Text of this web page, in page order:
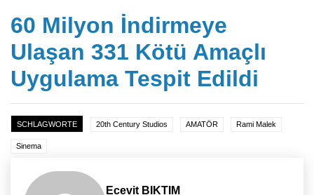
60 Milyon İndirmeye
Ulaşan 331 Kötü Amaçlı
Uygulama Tespit Edildi
SCHLAGWORTE 20th Century Studios AMATÖR Rami Malek
Sinema
Ecevit BIKTIM